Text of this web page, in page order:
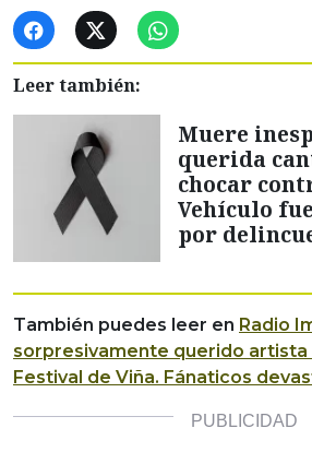
Leer también:
Muere
querida
chocar
Vehículo
por
También puedes leer en Radio
sorpresivamente querido artista
Festival de Viña. Fánaticos